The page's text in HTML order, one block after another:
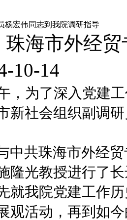
杨宏伟同志到我院调研指导
珠海市外经
10-14
，为了深入党建
新社会组织副调
中共珠海市外经
隆光教授进行了
就我院党建工作
观活动，再到如